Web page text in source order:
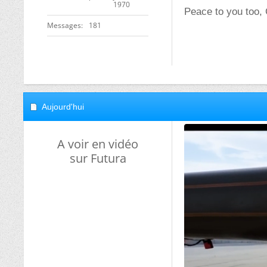
1970
Messages 181
Peace to you too,
Aujourd'hui
A voir en vidéo
sur Futura